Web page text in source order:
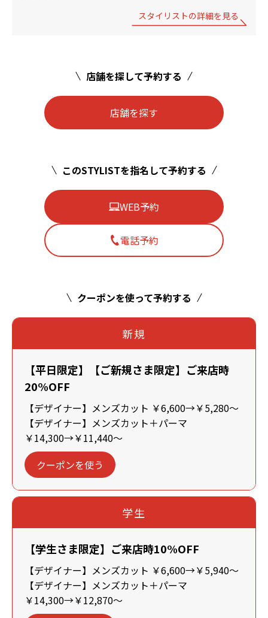
スタイリストの詳細を見る
店舗を探して予約する
店舗を探す
このSTYLISTを指名して予約する
WEB予約
電話予約
クーポンを使って予約する
新規
【平日限定】【ご新規さま限定】ご来店時
20%OFF
【デザイナー】メンズカット ￥6,600→￥5,280～
【デザイナー】メンズカット＋パーマ
￥14,300→￥11,440～
クーポンを使う
学生
【学生さま限定】ご来店時10%OFF
【デザイナー】メンズカット ￥6,600→￥5,940～
【デザイナー】メンズカット＋パーマ
￥14,300→￥12,870～